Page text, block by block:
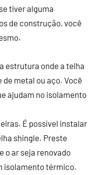
tiver alguma
de construção, você
estrutura onde a telha
metal ou aço. Você
ajudam no isolamento
É possível instalar
shingle. Preste
o ar seja renovado
isolamento térmico.